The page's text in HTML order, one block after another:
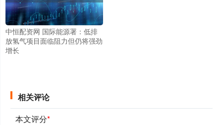
中恒配资网 国际能源署：低排
放氢气项目面临阻力但仍将强劲
增长
相关评论
本文评分*